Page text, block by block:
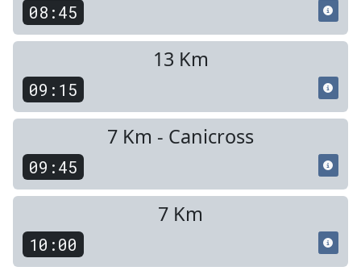
08:45
13 Km
09:15
7 Km - Canicross
09:45
7 Km
10:00